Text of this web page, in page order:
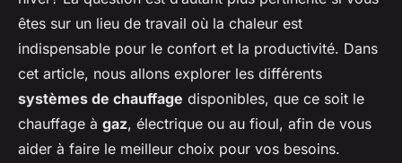
êtes sur un lieu de travail où la chaleur est
indispensable pour le confort et la productivité. Dans
cet article, nous allons explorer les différents
systèmes de chauffage disponibles, que ce soit le
chauffage à gaz, électrique ou au fioul, afin de vous
aider à faire le meilleur choix pour vos besoins.